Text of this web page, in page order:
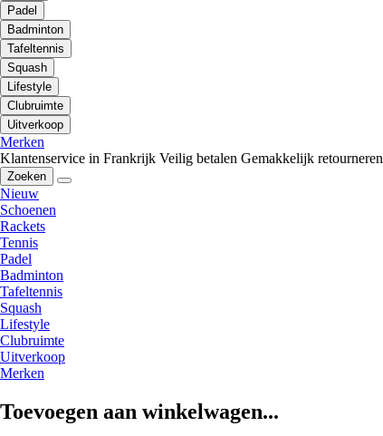
Padel
Badminton
Tafeltennis
Squash
Lifestyle
Clubruimte
Uitverkoop
Merken
Klantenservice in Frankrijk Veilig betalen Gemakkelijk retourneren
Zoeken
Nieuw
Schoenen
Rackets
Tennis
Padel
Badminton
Tafeltennis
Squash
Lifestyle
Clubruimte
Uitverkoop
Merken
Toevoegen aan winkelwagen...